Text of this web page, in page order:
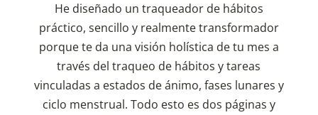
He diseñado un traqueador de hábitos
práctico, sencillo y realmente transformador
porque te da una visión holística de tu mes a
través del traqueo de hábitos y tareas
vinculadas a estados de ánimo, fases lunares y
ciclo menstrual. Todo esto es dos páginas y